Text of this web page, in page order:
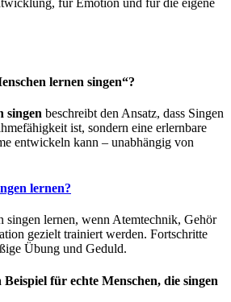
lernen singen“?
singen beschreibt den Ansatz, dass Singen
ist, sondern eine erlernbare
entwickeln kann – unabhängig von
lernen?
singen lernen, wenn Atemtechnik, Gehör
gezielt trainiert werden. Fortschritte
Übung und Geduld.
für echte Menschen, die singen